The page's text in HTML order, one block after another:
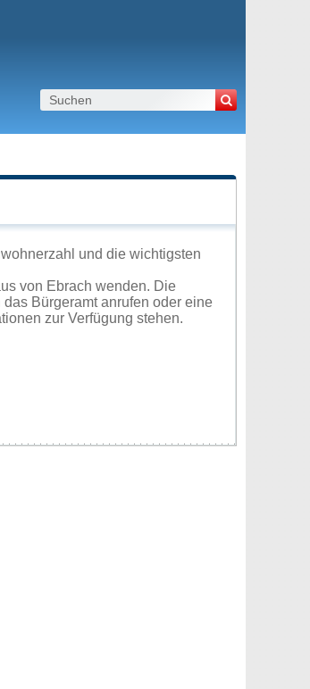
und die wichtigsten
von Ebrach wenden. Die
Bürgeramt anrufen oder eine
zur Verfügung stehen.